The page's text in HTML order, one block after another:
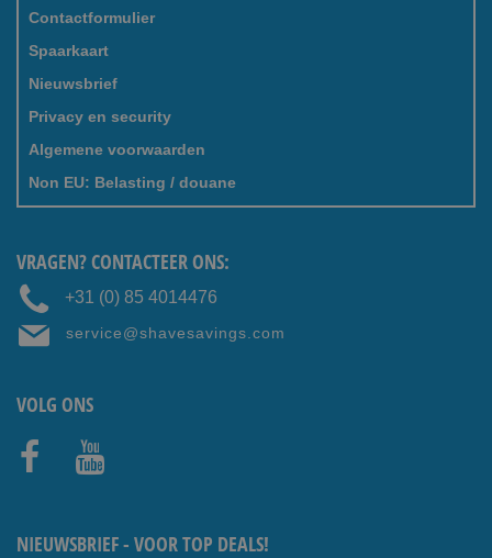
Contactformulier
Spaarkaart
Nieuwsbrief
Privacy en security
Algemene voorwaarden
Non EU: Belasting / douane
VRAGEN? CONTACTEER ONS:
+31 (0) 85 4014476
service@shavesavings.com
VOLG ONS
NIEUWSBRIEF - VOOR TOP DEALS!